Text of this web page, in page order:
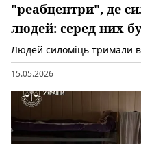
"реабцентри", де
людей: серед них
Людей силоміць тримали в
15.05.2026